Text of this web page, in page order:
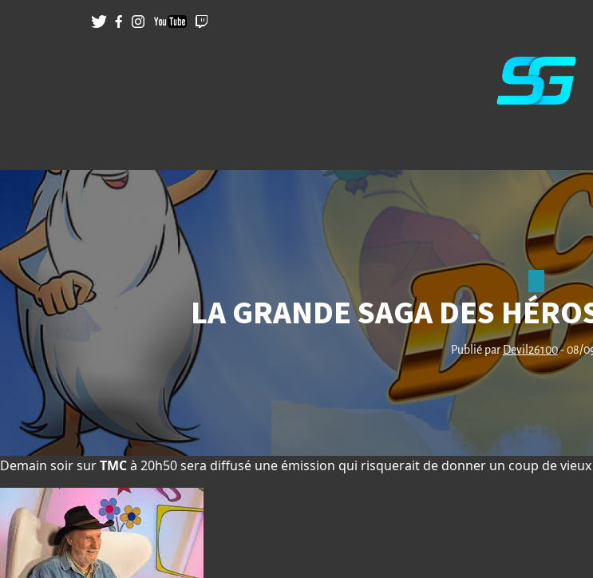
LA GRANDE SAGA DES
Publié parDevil26100- 08/
Demain soir surTMCà 20h50 sera diffusé une émission qui risquerait de donner un coup de